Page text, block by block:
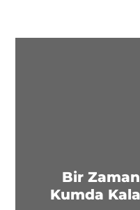
Bir
Kumda